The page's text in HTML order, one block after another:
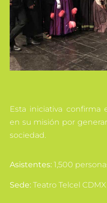
Esta iniciativa confirma
en su misión por
sociedad.
Asistentes: 1,500
Sede: Teatro Telcel CDMX